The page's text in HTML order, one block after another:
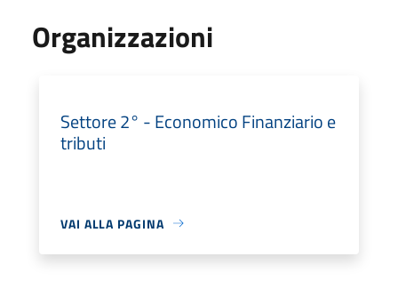
Organizzazioni
Settore 2° - Economico Finanziario e
tributi
VAI ALLA PAGINA